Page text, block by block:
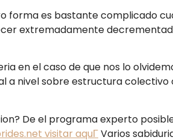
forma es bastante complicado
extremadamente
en el caso de que nos lo
nivel sobre estructura colectivo
De el programa experto
visitar aquГ­Varios